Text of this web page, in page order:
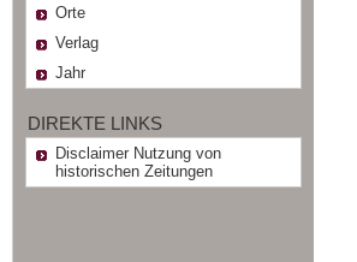
Orte
Verlag
Jahr
DIREKTE LINKS
Disclaimer Nutzung von
historischen Zeitungen